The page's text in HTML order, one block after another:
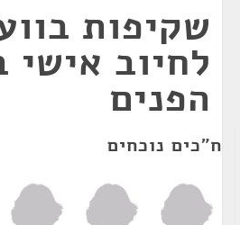
שקיפות
לחיוב
הפנים
ח"כים נוכחים